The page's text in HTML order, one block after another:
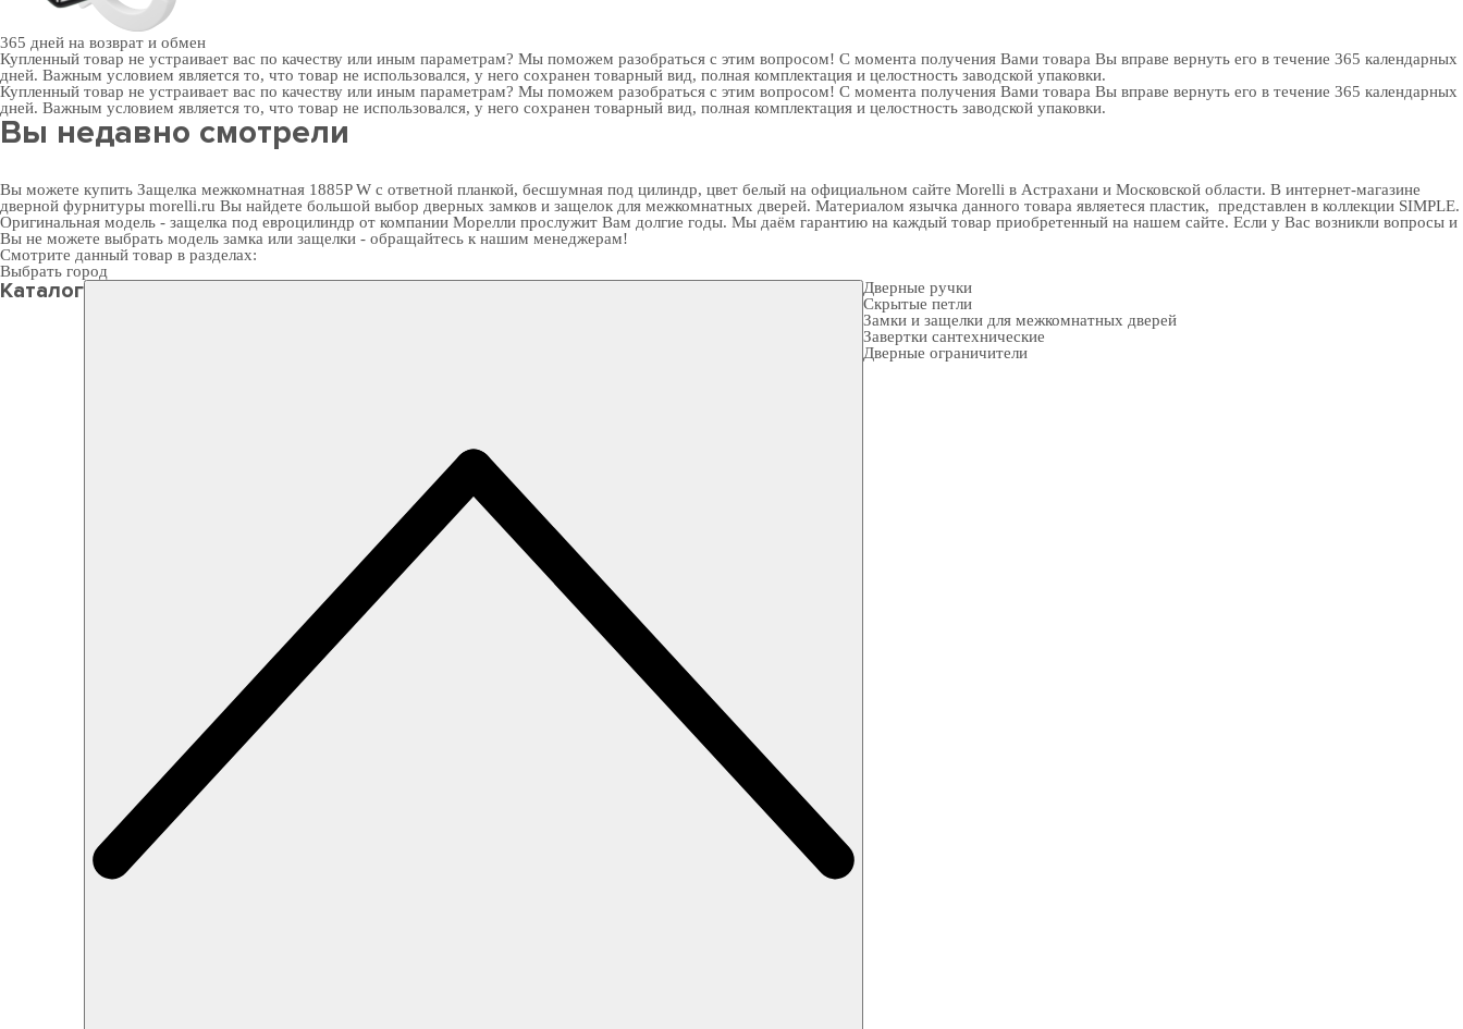
365 дней на возврат и обмен
Купленный товар не устраивает вас по качеству или иным параметрам? Мы поможем разобраться с этим вопросом! С момента получения Вами товара Вы вправе вернуть его в течение 365 календарных
дней. Важным условием является то, что товар не использовался, у него сохранен товарный вид, полная комплектация и целостность заводской упаковки.
Купленный товар не устраивает вас по качеству или иным параметрам? Мы поможем разобраться с этим вопросом! С момента получения Вами товара Вы вправе вернуть его в течение 365 календарных
дней. Важным условием является то, что товар не использовался, у него сохранен товарный вид, полная комплектация и целостность заводской упаковки.
Вы недавно смотрели
Вы можете купить Защелка межкомнатная 1885P W с ответной планкой, бесшумная под цилиндр, цвет белый на официальном сайте Morelli в Астрахани и Московской области. В интернет-магазине
дверной фурнитуры morelli.ru Вы найдете большой выбор дверных замков и защелок для межкомнатных дверей. Материалом язычка данного товара являетеся пластик, представлен в коллекции SIMPLE.
Оригинальная модель - защелка под евроцилиндр от компании Морелли прослужит Вам долгие годы. Мы даём гарантию на каждый товар приобретенный на нашем сайте. Если у Вас возникли вопросы и
Вы не можете выбрать модель замка или защелки - обращайтесь к нашим менеджерам!
Смотрите данный товар в разделах:
Выбрать город
Каталог
Дверные ручки
Скрытые петли
Замки и защелки для межкомнатных дверей
Завертки сантехнические
Дверные ограничители